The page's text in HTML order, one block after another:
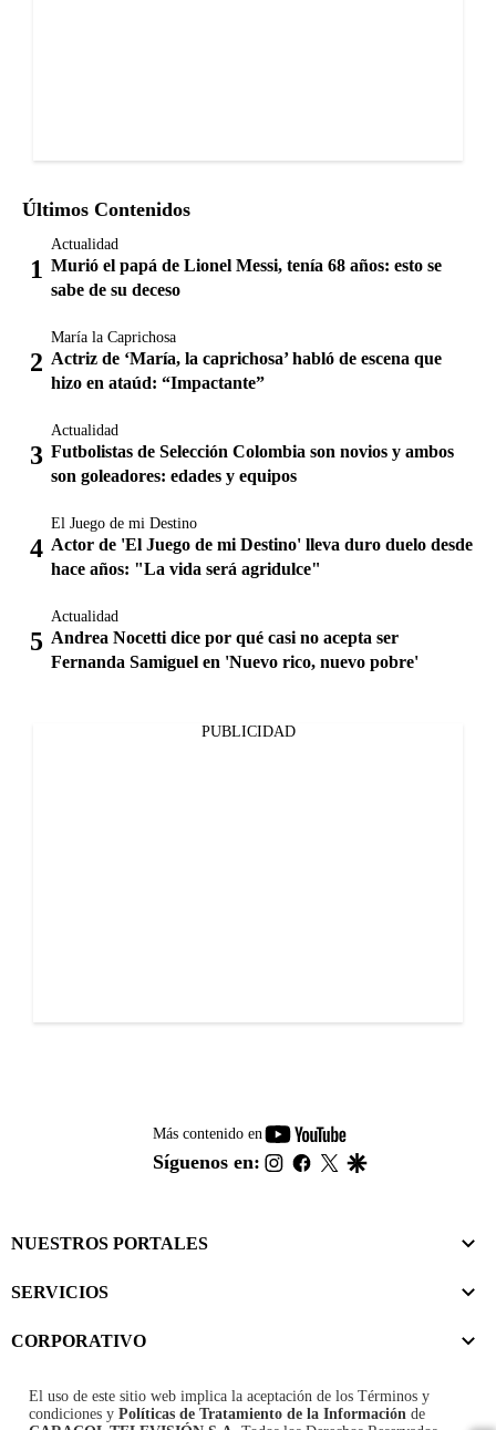
Últimos Contenidos
Actualidad
Murió el papá de Lionel Messi, tenía 68 años: esto se
sabe de su deceso
María la Caprichosa
Actriz de ‘María, la caprichosa’ habló de escena que
hizo en ataúd: “Impactante”
Actualidad
Futbolistas de Selección Colombia son novios y ambos
son goleadores: edades y equipos
El Juego de mi Destino
Actor de 'El Juego de mi Destino' lleva duro duelo desde
hace años: "La vida será agridulce"
Actualidad
Andrea Nocetti dice por qué casi no acepta ser
Fernanda Samiguel en 'Nuevo rico, nuevo pobre'
PUBLICIDAD
Más contenido en
youtube-
footer
Síguenos en: instagram
facebook
twitter
NUESTROS PORTALES
SERVICIOS
CORPORATIVO
El uso de este sitio web implica la aceptación de los Términos y
condiciones y Políticas de Tratamiento de la Información de